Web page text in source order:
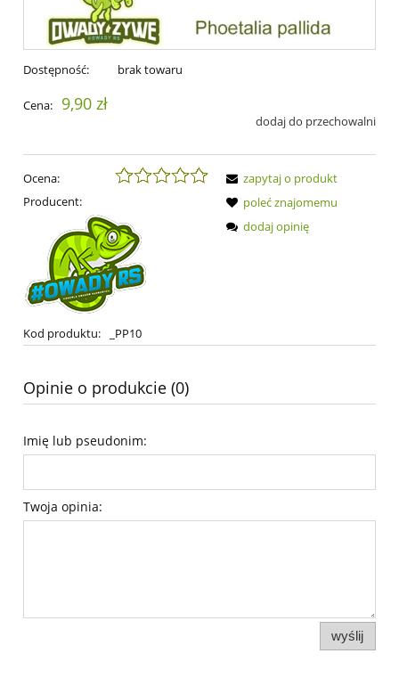
Dostępność: brak towaru
Cena: 9,90 zł
dodaj do przechowalni
Ocena:
Producent:
Kod produktu: _PP10
zapytaj o produkt
poleć znajomemu
dodaj opinię
Opinie o produkcie (0)
Imię lub pseudonim:
Twoja opinia:
wyślij